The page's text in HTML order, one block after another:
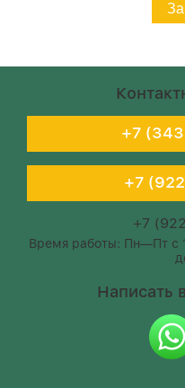
+7
+7
+7
Время работы: Пн—Пт с
Написать